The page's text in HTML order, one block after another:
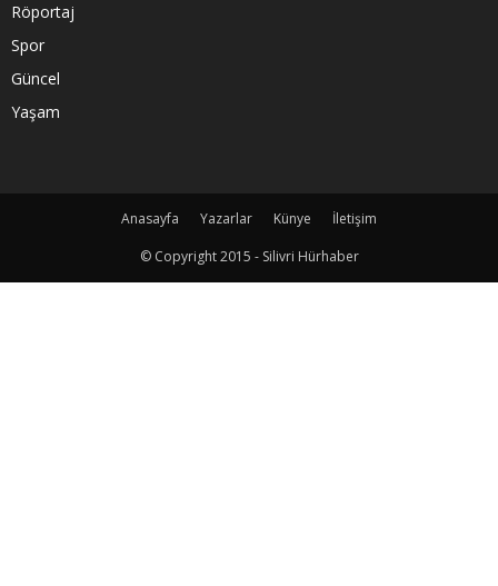
Röportaj
Spor
Güncel
Yaşam
Anasayfa Yazarlar Künye
İletişim
© Copyright 2015 - Silivri Hürhaber